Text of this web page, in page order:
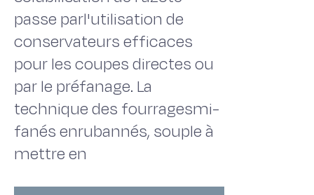
passe parl'utilisation de
conservateurs efficaces
pour les coupes directes ou
par le préfanage. La
technique des fourragesmi-
fanés enrubannés, souple à
mettre en